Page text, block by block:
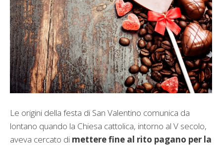
Le origini della festa di San Valentino comunica da
lontano quando la Chiesa cattolica, intorno al V secolo,
aveva cercato di mettere fine al rito pagano per la